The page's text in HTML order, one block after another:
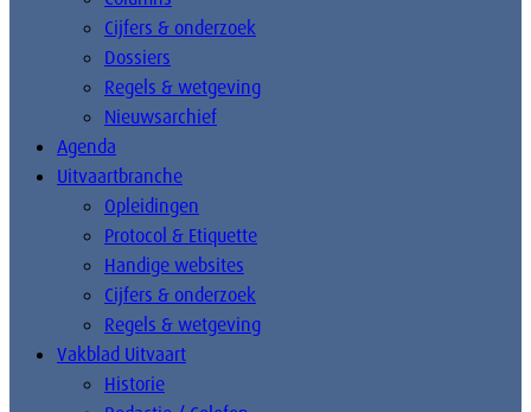
Cijfers & onderzoek
Dossiers
Regels & wetgeving
Nieuwsarchief
Agenda
Uitvaartbranche
Opleidingen
Protocol & Etiquette
Handige websites
Cijfers & onderzoek
Regels & wetgeving
Vakblad Uitvaart
Historie